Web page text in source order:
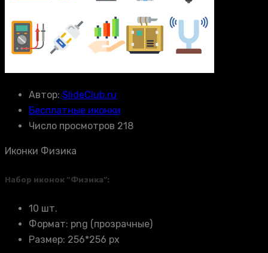
Автор: SlideClub.ru
Бесплатные иконки
Число просмотров 218
Иконки Физика
Набор иконок “Физика”:
10 шт.
Формат: png (прозрачные)
Размер: 256*256 px